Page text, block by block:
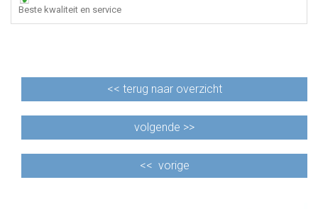
Beste kwaliteit en service
<< terug naar overzicht
volgende >>
<< vorige